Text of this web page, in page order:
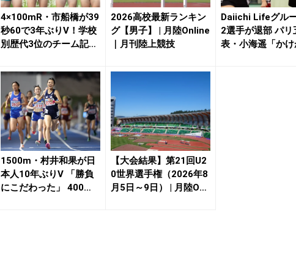
4×100mR・市船橋が39
秒60で3年ぶりV！学校
別歴代3位のチーム記録
2026高校最新ランキン
グ【男子】 | 月陸Online
｜月刊陸上競技
Daiichi Lifeグル
2選手が退部 パリ
表・小海遥「かけ
1500m・村井和果が日
本人10年ぶりV 「勝負
にこだわった」 400
【大会結果】第21回U2
0世界選手権（2026年8
月5日～9日） | 月陸On